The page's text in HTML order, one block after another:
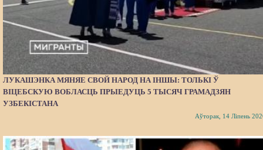
ЛУКАШЭНКА МЯНЯЕ СВОЙ НАРОД НА ІНШЫ: ТОЛЬКІ Ў
ВІЦЕБСКУЮ ВОБЛАСЦЬ ПРЫЕДУЦЬ 5 ТЫСЯЧ ГРАМАДЗЯН
УЗБЕКІСТАНА
Аўторак, 14 Ліпень